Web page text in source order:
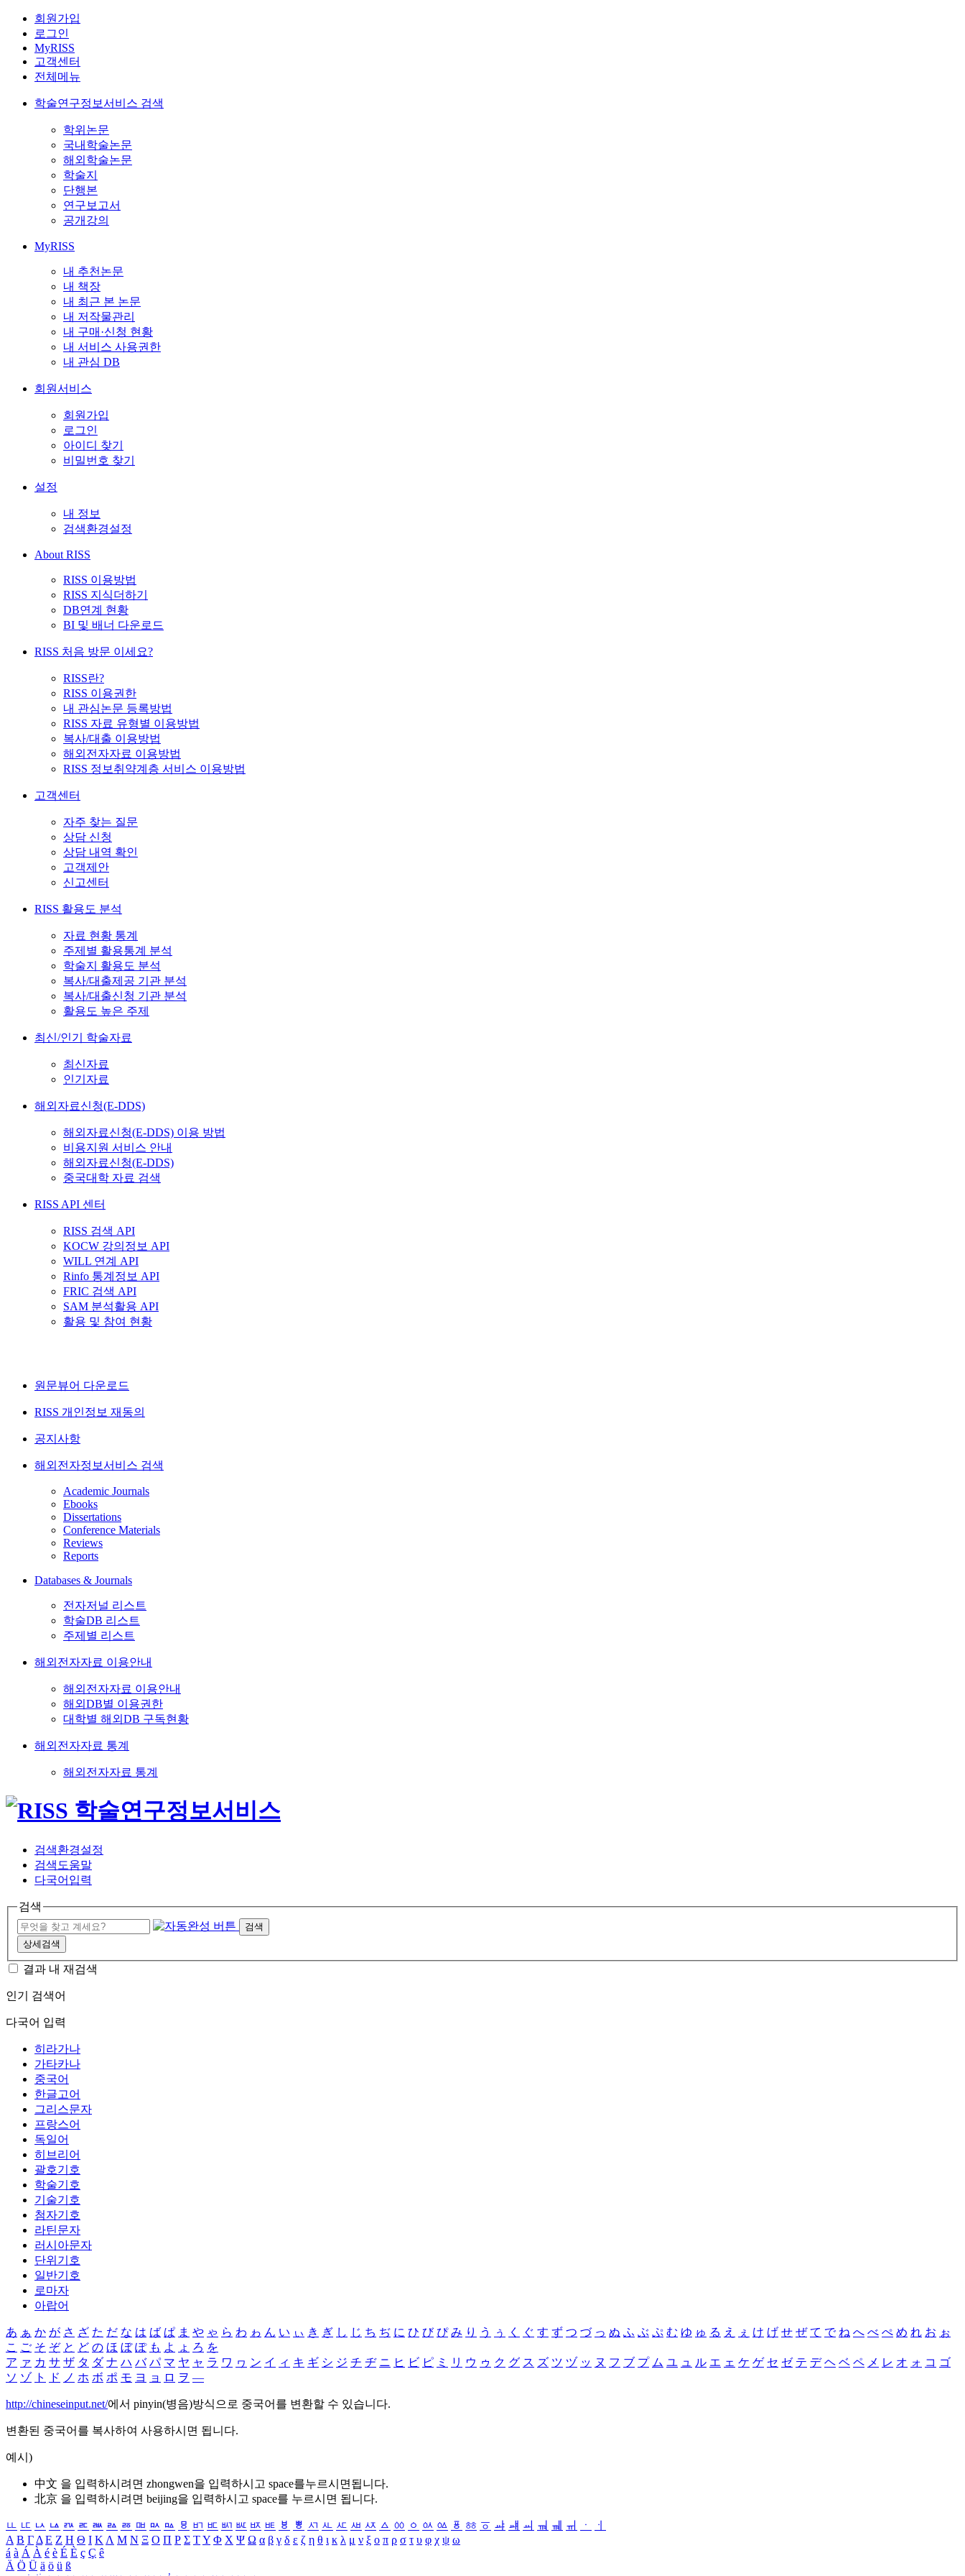
회원가입
로그인
MyRISS
고객센터
전체메뉴
학술연구정보서비스 검색
학위논문
국내학술논문
해외학술논문
학술지
단행본
연구보고서
공개강의
MyRISS
내 추천논문
내 책장
내 최근 본 논문
내 저작물관리
내 구매·신청 현황
내 서비스 사용권한
내 관심 DB
회원서비스
회원가입
로그인
아이디 찾기
비밀번호 찾기
설정
내 정보
검색환경설정
About RISS
RISS 이용방법
RISS 지식더하기
DB연계 현황
BI 및 배너 다운로드
RISS 처음 방문 이세요?
RISS란?
RISS 이용권한
내 관심논문 등록방법
RISS 자료 유형별 이용방법
복사/대출 이용방법
해외전자자료 이용방법
RISS 정보취약계층 서비스 이용방법
고객센터
자주 찾는 질문
상담 신청
상담 내역 확인
고객제안
신고센터
RISS 활용도 분석
자료 현황 통계
주제별 활용통계 분석
학술지 활용도 분석
복사/대출제공 기관 분석
복사/대출신청 기관 분석
활용도 높은 주제
최신/인기 학술자료
최신자료
인기자료
해외자료신청(E-DDS)
해외자료신청(E-DDS) 이용 방법
비용지원 서비스 안내
해외자료신청(E-DDS)
중국대학 자료 검색
RISS API 센터
RISS 검색 API
KOCW 강의정보 API
WILL 연계 API
Rinfo 통계정보 API
FRIC 검색 API
SAM 분석활용 API
활용 및 참여 현황
원문뷰어 다운로드
RISS 개인정보 재동의
공지사항
해외전자정보서비스 검색
Academic Journals
Ebooks
Dissertations
Conference Materials
Reviews
Reports
Databases & Journals
전자저널 리스트
학술DB 리스트
주제별 리스트
해외전자자료 이용안내
해외전자자료 이용안내
해외DB별 이용권한
대학별 해외DB 구독현황
해외전자자료 통계
해외전자자료 통계
검색환경설정
검색도움말
다국어입력
검색
검색
상세검색
결과 내 재검색
인기 검색어
다국어 입력
히라가나
가타카나
중국어
한글고어
그리스문자
프랑스어
독일어
히브리어
괄호기호
학술기호
기술기호
첨자기호
라틴문자
러시아문자
단위기호
일반기호
로마자
아랍어
あ ぁ か が さ ざ た だ な は ば ぱ ま や ゃ ら わ ゎ ん い ぃ き ぎ し じ ち ぢ に ひ び ぴ み り う ぅ く ぐ す ず つ づ っ ぬ ふ ぶ ぷ む ゆ ゅ る え ぇ け げ せ ぜ て で ね へ べ ぺ め れ お ぉ
こ ご そ ぞ と ど の ほ ぼ ぽ も よ ょ ろ を
ア ァ カ サ ザ タ ダ ナ ハ バ パ マ ヤ ャ ラ ワ ヮ ン イ ィ キ ギ シ ジ チ ヂ ニ ヒ ビ ピ ミ リ ウ ゥ ク グ ス ズ ツ ヅ ッ ヌ フ ブ プ ム ユ ュ ル エ ェ ケ ゲ セ ゼ テ デ ヘ ベ ペ メ レ オ ォ コ ゴ
ソ ゾ ト ド ノ ホ ボ ポ モ ヨ ョ ロ ヲ ―
http://chineseinput.net/에서 pinyin(병음)방식으로 중국어를 변환할 수 있습니다.
변환된 중국어를 복사하여 사용하시면 됩니다.
예시)
中文 을 입력하시려면 zhongwen을 입력하시고 space를누르시면됩니다.
北京 을 입력하시려면 beijing을 입력하시고 space를 누르시면 됩니다.
ㅥ ㅦ ㅧ ㅨ ㅩ ㅪ ㅫ ㅬ ㅭ ㅮ ㅯ ㅰ ㅱ ㅲ ㅳ ㅴ ㅵ ㅶ ㅷ ㅸ ㅹ ㅺ ㅻ ㅼ ㅽ ㅾ ㅿ ㆀ ㆁ ㆂ ㆃ ㆄ ㆅ ㆆ ㆇ ㆈ ㆉ ㆊ ㆋ ㆌ ㆍ
ㆎ
Α Β ΓΔ Ε Ζ Η Θ Ι ΚΛ Μ Ν Ξ Ο Π Ρ Σ ΤΥ Φ Χ Ψ Ω α β γ δ ε ζ η θ ι κ λ μ ν ξ ο π ρ σ τ υ φ χ ψ ω
á à Á À é è É È ç Ç ê
Ä Ö Ü ä ö ü ß